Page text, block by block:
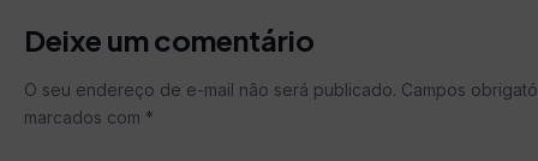
Deixe um comentário
O seu endereço de e-mail não será publicado. Campos
marcados com *